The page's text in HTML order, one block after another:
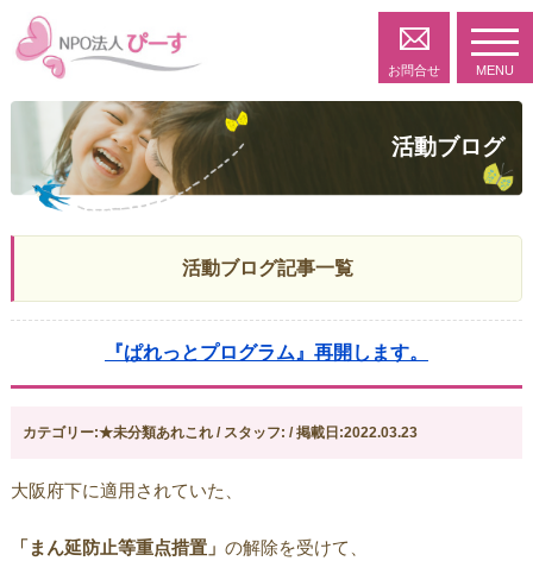
お問合せ MENU
活動ブログ
活動ブログ記事一覧
『ぱれっとプログラム』再開します。
カテゴリー:★未分類あれこれ / スタッフ: / 掲載日:2022.03.23
大阪府下に適用されていた、
「まん延防止等重点措置」 の解除を受けて、